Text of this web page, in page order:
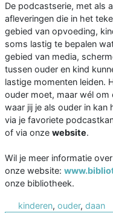
De podcastserie, met als
afleveringen die in het
gebied van opvoeding,
soms lastig te bepalen
gebied van media,
tussen ouder en kind
lastige momenten leiden.
ouder moet, maar wél om
waar jij je als ouder in kan
via je favoriete
of via onze website.
Wil je meer informatie
onze website:
onze bibliotheek.
kinderen, ouder, daan